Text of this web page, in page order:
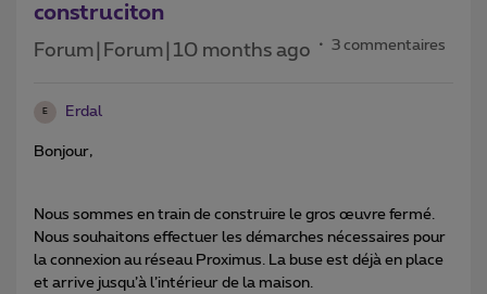
construciton
Forum|Forum|10 months ago 3 commentaires
E Erdal
Bonjour,
Nous sommes en train de construire le gros œuvre fermé.
Nous souhaitons effectuer les démarches nécessaires pour
la connexion au réseau Proximus. La buse est déjà en place
et arrive jusqu’à l’intérieur de la maison.